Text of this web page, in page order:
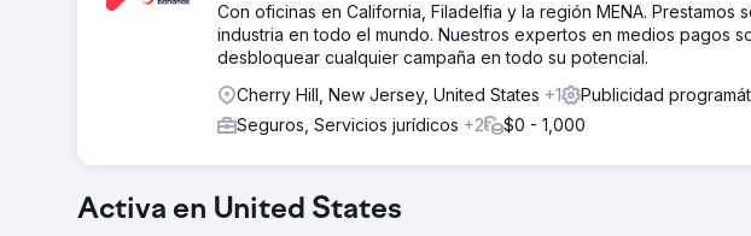
Con oficinas en California, Filadelfia y la región MENA.
industria en todo el mundo. Nuestros expertos en medios pagos
desbloquear cualquier campaña en todo su potencial.
Cherry Hill, New Jersey, United States +1 Publicidad
Seguros, Servicios jurídicos +2 $0 - 1,000
Activa en United States